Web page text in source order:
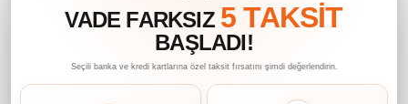
VADE FARKSIZ 5 TAKSİT
BAŞLADI!
Seçili banka ve kredi kartlarına özel taksit fırsatını şimdi değerlendirin.